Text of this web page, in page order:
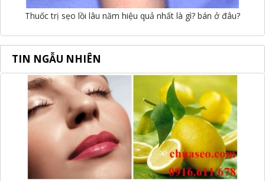
Thuốc trị sẹo lồi lâu năm hiệu quả nhất là gì? bán ở đâu?
TIN NGẪU NHIÊN